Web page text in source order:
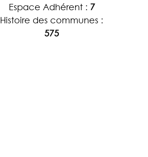
Espace Adhérent : 7
Histoire des communes :
575